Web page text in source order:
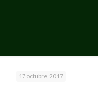
17 octubre, 2017